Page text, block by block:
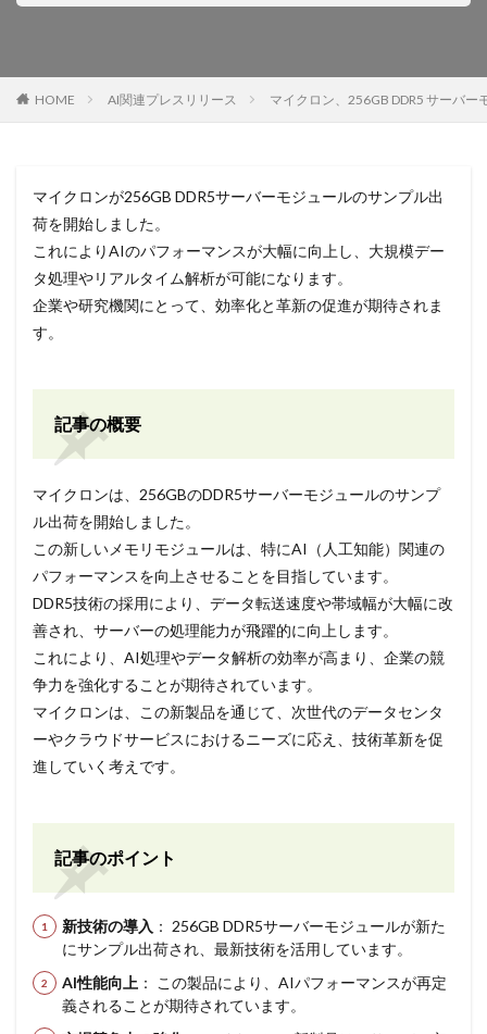
HOME AI関連プレスリリース マイクロン、256GB DDR5 サーバ
マイクロンが256GB DDR5サーバーモジュールのサンプル出
荷を開始しました。
これによりAIのパフォーマンスが大幅に向上し、大規模デー
タ処理やリアルタイム解析が可能になります。
企業や研究機関にとって、効率化と革新の促進が期待されま
す。
記事の概要
マイクロンは、256GBのDDR5サーバーモジュールのサンプ
ル出荷を開始しました。
この新しいメモリモジュールは、特にAI（人工知能）関連の
パフォーマンスを向上させることを目指しています。
DDR5技術の採用により、データ転送速度や帯域幅が大幅に改
善され、サーバーの処理能力が飛躍的に向上します。
これにより、AI処理やデータ解析の効率が高まり、企業の競
争力を強化することが期待されています。
マイクロンは、この新製品を通じて、次世代のデータセンタ
ーやクラウドサービスにおけるニーズに応え、技術革新を促
進していく考えです。
記事のポイント
新技術の導入 ： 256GB DDR5サーバーモジュールが新た
にサンプル出荷され、最新技術を活用しています。
AI性能向上 ： この製品により、AIパフォーマンスが再定
義されることが期待されています。